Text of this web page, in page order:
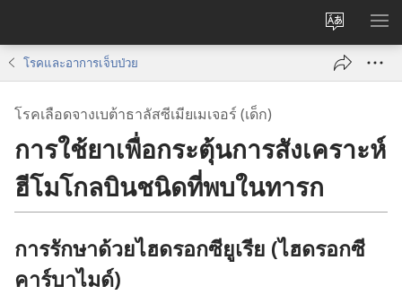
เปลี่ยน
ภาษา
แส
โรคและอาการเจ็บป่วย
โรคเลือดจางเบต้าธาลัสซีเมียเมเจอร์ (เด็ก)
การใช้ยาเพื่อกระตุ้นการสังเคราะห์
ฮีโมโกลบินชนิดที่พบในทารก
การรักษาด้วยไฮดรอกซียูเรีย (ไฮดรอกซี
คาร์บาไมด์)